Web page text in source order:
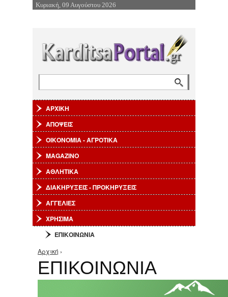
Επιστροφή στην Πλοήγηση
Κυριακή, 09 Αυγούστου 2026
ΑΡΧΙΚΗ
ΑΠΟΨΕΙΣ
ΟΙΚΟΝΟΜΙΑ - ΑΓΡΟΤΙΚΑ
MAGAZINO
ΑΘΛΗΤΙΚΑ
ΔΙΑΚΗΡΥΞΕΙΣ - ΠΡΟΚΗΡΥΞΕΙΣ
ΑΓΓΕΛΙΕΣ
ΧΡΗΣΙΜΑ
ΕΠΙΚΟΙΝΩΝΙΑ
Είστε εδώ
Αρχική ›
ΕΠΙΚΟΙΝΩΝΙΑ